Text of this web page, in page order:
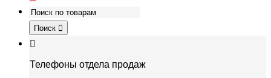
Поиск
Телефоны отдела продаж